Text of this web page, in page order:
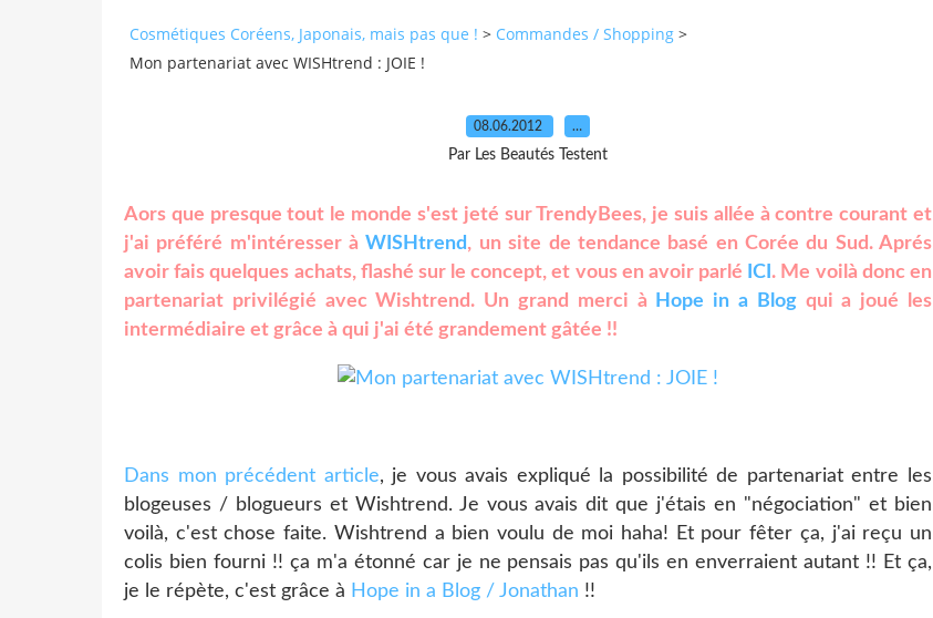
Cosmétiques Coréens, Japonais, mais pas que ! > Commandes / Shopping >
Mon partenariat avec WISHtrend : JOIE !
08.06.2012 …
Par Les Beautés Testent
Aors que presque tout le monde s'est jeté sur TrendyBees, je suis allée à contre courant et
j'ai préféré m'intéresser àWISHtrend, un site de tendance basé en Corée du Sud. Aprés
avoir fais quelques achats, flashé sur le concept, et vous en avoir parlé ICI . Me voilà donc en
partenariat privilégié avec Wishtrend. Un grand merci à
Hope in a Blogqui a joué les
intermédiaire et grâce à qui j'ai été grandement gâtée !!
Dans mon précédent article, je vous avais expliqué la possibilité de partenariat entre les
blogeuses / blogueurs et Wishtrend. Je vous avais dit que j'étais en "négociation" et bien
voilà, c'est chose faite. Wishtrend a bien voulu de moi haha! Et pour fêter ça, j'ai reçu un
colis bien fourni !! ça m'a étonné car je ne pensais pas qu'ils en enverraient autant !! Et ça,
je le répète, c'est grâce à Hope in a Blog / Jonathan !!